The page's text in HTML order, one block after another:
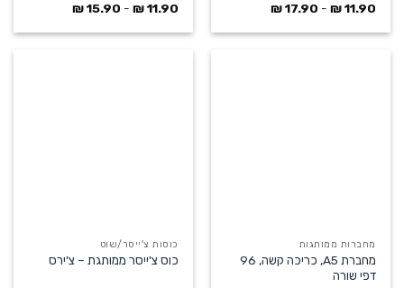
11.90
₪
-
17.90
₪
11.90
₪
-
15.90
₪
מחברות ממותגות
מחברת A5, כריכה קשה, 96
דפי שורה
כוסות צ'ייסר/שוט
כוס צ'ייסר ממותגת – צ'ירס